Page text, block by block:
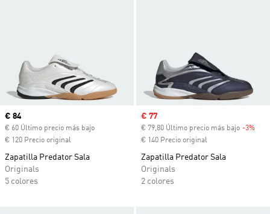
Precio actual
€ 84
€ 60 Último precio más bajo
€ 120 Precio original
Zapatilla Predator Sala
Originals
5 colores
Precio de venta
€ 77
€ 79,80 Último precio más bajo -3%
€ 140 Precio original
Zapatilla Predator Sala
Originals
2 colores